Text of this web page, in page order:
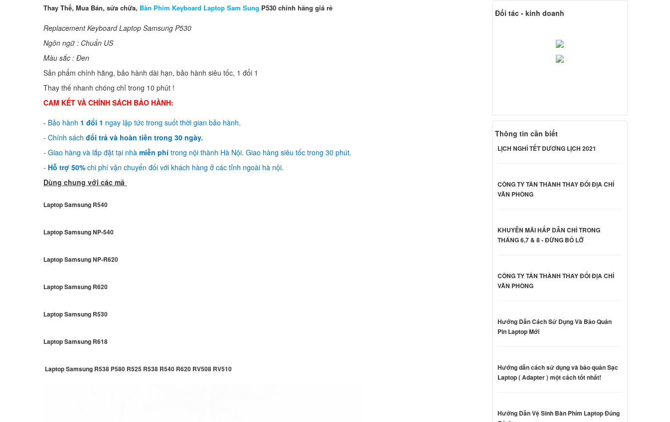
Thay Thế, Mua Bán, sửa chữa, Bàn Phím Keyboard Laptop Sam Sung P530 chính hãng giá rẻ
Replacement Keyboard Laptop Samsung P530
Ngôn ngữ : Chuẩn US
Màu sắc : Đen
Sản phẩm chính hãng, bảo hành dài hạn, bảo hành siêu tốc, 1 đổi 1
Thay thế nhanh chóng chỉ trong 10 phút !
CAM KẾT VÀ CHÍNH SÁCH BẢO HÀNH:
- Bảo hành 1 đổi 1 ngay lập tức trong suốt thời gian bảo hành.
- Chính sách đổi trả và hoàn tiền trong 30 ngày.
- Giao hàng và lắp đặt tại nhà miễn phí trong nội thành Hà Nội. Giao hàng siêu tốc trong 30 phút.
- Hỗ trợ 50% chi phí vận chuyển đối với khách hàng ở các tỉnh ngoài hà nội.
Dùng chung với các mã
Laptop Samsung R540
Laptop Samsung NP-540
Laptop Samsung NP-R620
Laptop Samsung R620
Laptop Samsung R530
Laptop Samsung R618
Laptop Samsung R538 P580 R525 R538 R540 R620 RV508 RV510
Đối tác - kinh doanh
Thông tin cần biết
LỊCH NGHỈ TẾT DƯƠNG LỊCH 2021
CÔNG TY TÂN THÀNH THAY ĐỔI ĐỊA CHỈ
VĂN PHÒNG
KHUYỄN MÃI HẤP DẪN CHỈ TRONG
THÁNG 6,7 & 8 - ĐỪNG BỎ LỠ
CÔNG TY TÂN THÀNH THAY ĐỔI ĐỊA CHỈ
VĂN PHÒNG
Hướng Dẫn Cách Sử Dụng Và Bảo Quản
Pin Laptop Mới
Hướng dẫn cách sử dụng và bảo quản Sạc
Laptop ( Adapter ) một cách tốt nhất!
Hướng Dẫn Vệ Sinh Bàn Phím Laptop Đúng